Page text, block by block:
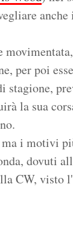
per poi
stagione,
la sua
i motivi
dovuti
CW, visto